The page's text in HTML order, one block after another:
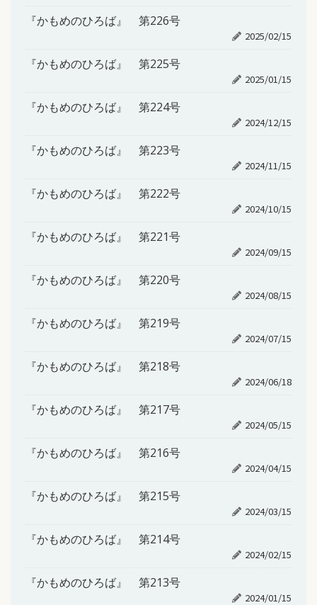
『かもめのひろば』 第226号
2025/02/15
『かもめのひろば』 第225号
2025/01/15
『かもめのひろば』 第224号
2024/12/15
『かもめのひろば』 第223号
2024/11/15
『かもめのひろば』 第222号
2024/10/15
『かもめのひろば』 第221号
2024/09/15
『かもめのひろば』 第220号
2024/08/15
『かもめのひろば』 第219号
2024/07/15
『かもめのひろば』 第218号
2024/06/18
『かもめのひろば』 第217号
2024/05/15
『かもめのひろば』 第216号
2024/04/15
『かもめのひろば』 第215号
2024/03/15
『かもめのひろば』 第214号
2024/02/15
『かもめのひろば』 第213号
2024/01/15